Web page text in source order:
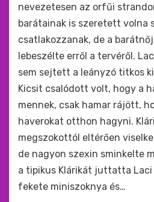
nevezetesen az orfűi
barátainak is szeretett volna
csatlakozzanak, de a
lebeszélte erről a tervéről.
sem sejtett a leányzó titkos
Kicsit csalódott volt, hogy a
mennek, csak hamar rájött,
haverokat otthon hagyni.
megszokottól eltérően
de nagyon szexin sminkelte
a tipikus Klárikát juttatta Laci
fekete miniszoknya és…